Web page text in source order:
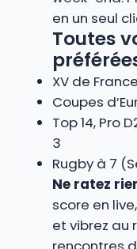
en un seul
Toutes
XV de
Coupes
Top 14, Pro
3
Rugby à 7
Ne ratez
score en
et vibrez au